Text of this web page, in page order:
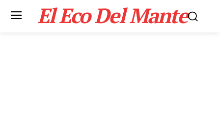
El Eco Del Mante